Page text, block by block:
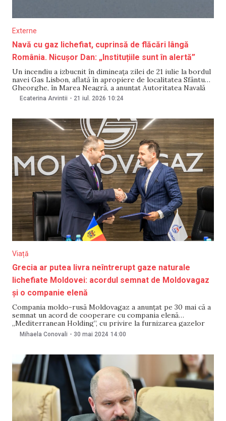
Externe
Navă cu gaz lichefiat, cuprinsă de flăcări lângă
România. Nicușor Dan: „Instituțiile sunt în alertă”
Un incendiu a izbucnit în dimineața zilei de 21 iulie la bordul
navei Gas Lisbon, aflată în apropiere de localitatea Sfântu
Gheorghe, în Marea Neagră, a anunțat Autoritatea Navală
Română. Toți membrii echipajului au fost salvați, iar trei
Ecaterina Arvintii - 21 iul. 2026 10:24
Viață
Grecia ar putea livra neîntrerupt gaze naturale
lichefiate Moldovei: acordul semnat de Moldovagaz
și o companie elenă
Compania moldo-rusă Moldovagaz a anunțat pe 30 mai că a
semnat un acord de cooperare cu compania elenă
„Mediterranean Holding”, cu privire la furnizarea gazelor
naturale lichefiate. Potrivit Moldovagaz, documentul
Transbalcanic.
Mihaela Conovali - 30 mai 2024 14:00